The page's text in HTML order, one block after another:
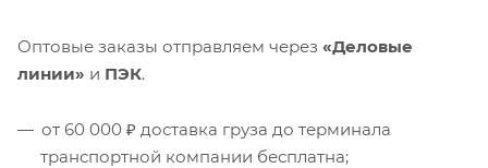
Оптовые заказы отправляем через «Деловые
линии» и ПЭК.
от 60 000 ₽ доставка груза до терминала
транспортной компании бесплатна;